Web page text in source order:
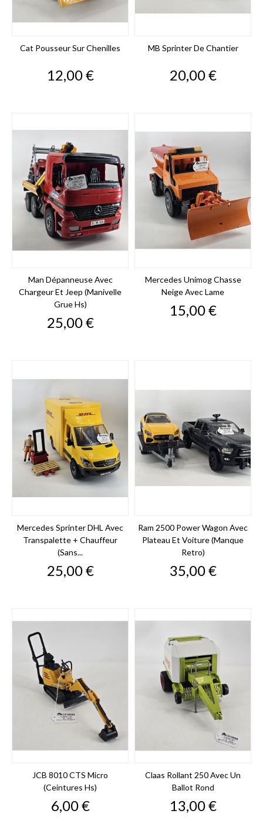
Cat Pousseur Sur Chenilles
Prix
12,00 €
MB Sprinter De Chantier
Prix
20,00 €
Man Dépanneuse Avec
Chargeur Et Jeep (manivelle
Grue Hs)
Prix
25,00 €
Mercedes Unimog Chasse
Neige Avec Lame
Prix
15,00 €
Mercedes Sprinter DHL Avec
Transpalette + Chauffeur
(sans...
Prix
25,00 €
Ram 2500 Power Wagon Avec
Plateau Et Voiture (manque
Retro)
Prix
35,00 €
JCB 8010 CTS Micro
(ceintures Hs)
Prix
6,00 €
Claas Rollant 250 Avec Un
Ballot Rond
Prix
13,00 €